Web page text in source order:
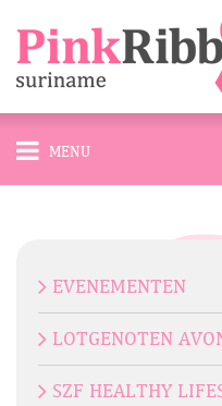
MENU
EVENEMENTEN
LOTGENOTEN
SZF HEALTHY